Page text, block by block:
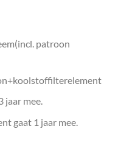
patroon
jaar mee.
gaat 1 jaar mee.